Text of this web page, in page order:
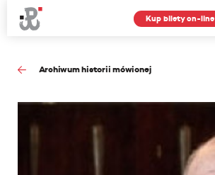
Kup bilety on-line
Archiwum historii mówionej